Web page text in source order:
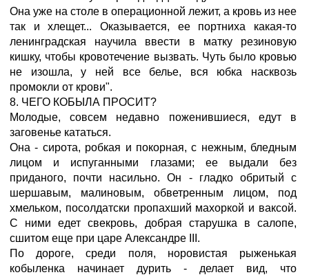
Она уже на столе в операционной лежит, а кровь из нее
так и хлещет... Оказывается, ее портниха какая-то
ленинградская научила ввести в матку резиновую
кишку, чтобы кровотечение вызвать. Чуть было кровью
не изошла, у ней все белье, вся юбка насквозь
промокли от крови".
8. ЧЕГО КОБЫЛА ПРОСИТ?
Молодые, совсем недавно поженившиеся, едут в
заговенье кататься.
Она - сирота, робкая и покорная, с нежным, бледным
лицом и испуганными глазами; ее выдали без
приданого, почти насильно. Он - гладко обритый с
шершавым, малиновым, обветренным лицом, под
хмельком, посолдатски пропахший махоркой и ваксой.
С ними едет свекровь, добрая старушка в салопе,
сшитом еще при царе Александре III.
По дороге, среди поля, норовистая рыженькая
кобыленка начинает дурить - делает вид, что